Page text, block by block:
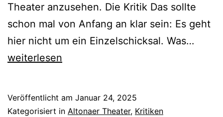
Theater anzusehen. Die Kritik Das sollte
schon mal von Anfang an klar sein: Es geht
hier nicht um ein Einzelschicksal. Was…
weiterlesen
Veröffentlicht am Januar 24, 2025
Kategorisiert in Altonaer Theater, Kritiken